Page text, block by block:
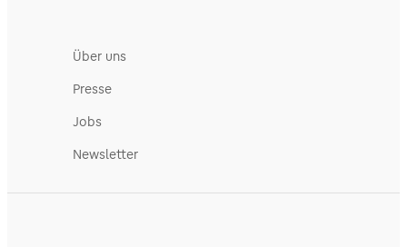
Über uns
Presse
Jobs
Newsletter